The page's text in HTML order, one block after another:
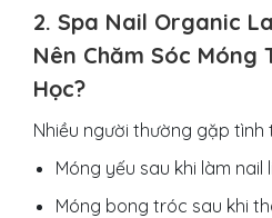
2. Spa Nail Organic
Nên Chăm Sóc Móng
Học?
Nhiều người thường gặp tình
Móng yếu sau khi làm nail
Móng bong tróc sau khi